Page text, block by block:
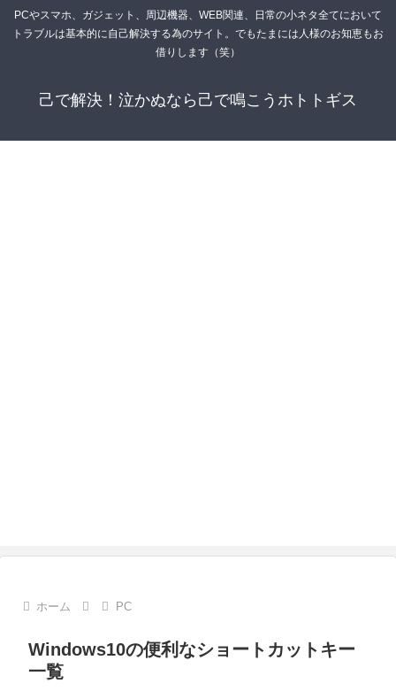
PCやスマホ、ガジェット、周辺機器、WEB関連、日常の小ネタ全てにおいて
トラブルは基本的に自己解決する為のサイト。でもたまには人様のお知恵もお
借りします（笑）
己で解決！泣かぬなら己で鳴こうホトトギス
ホーム PC
Windows10の便利なショートカットキー
一覧